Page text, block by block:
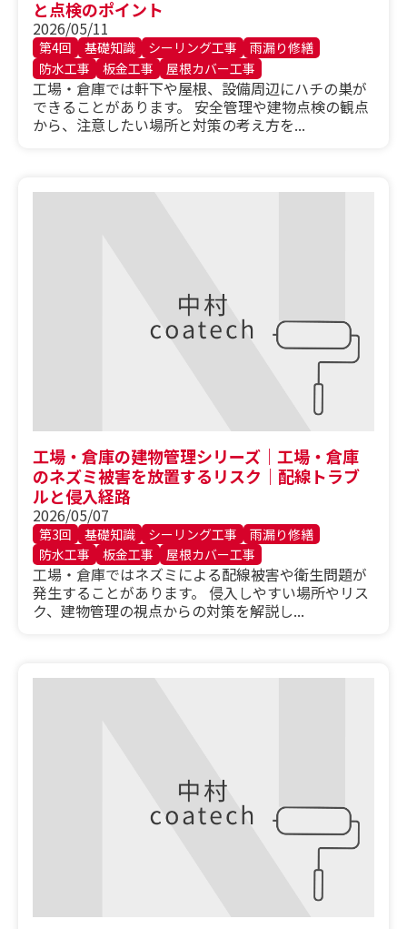
と点検のポイント
2026/05/11
第4回 基礎知識 シーリング工事
雨漏り修繕
防水工事
板金工事 屋根カバー工事
工場・倉庫では軒下や屋根、設備周辺にハチの巣が
できることがあります。 安全管理や建物点検の観点
から、注意したい場所と対策の考え方を...
工場・倉庫の建物管理シリーズ｜工場・倉庫
のネズミ被害を放置するリスク｜配線トラブ
ルと侵入経路
2026/05/07
第3回 基礎知識 シーリング工事
雨漏り修繕
防水工事
板金工事 屋根カバー工事
工場・倉庫ではネズミによる配線被害や衛生問題が
発生することがあります。 侵入しやすい場所やリス
ク、建物管理の視点からの対策を解説し...